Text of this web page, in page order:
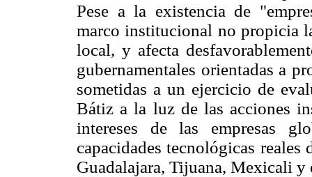
Pese a la existencia de
marco institucional no propicia
local, y afecta
gubernamentales orientadas a
sometidas a un ejercicio de
Bátiz a la luz de las acciones
intereses de las empresas
capacidades tecnológicas reales
Guadalajara, Tijuana, Mexicali